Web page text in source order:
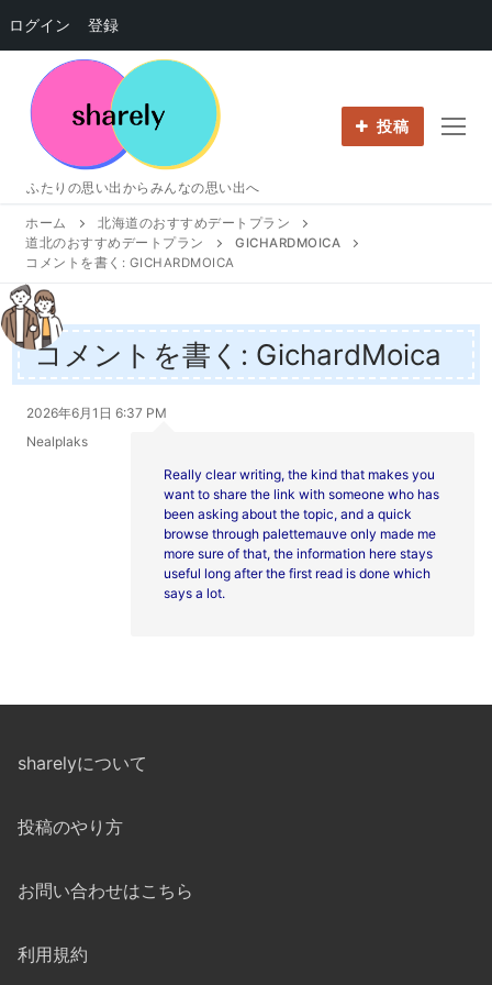
ログイン 登録
ッ
プ
ふたりの思い出からみんなの思い出へ
投稿
ホーム
北海道のおすすめデートプラン
道北のおすすめデートプラン
GICHARDMOICA
コメントを書く: GICHARDMOICA
コメントを書く: GichardMoica
2026年6月1日 6:37 PM
Nealplaks
Really clear writing, the kind that makes you
want to share the link with someone who has
been asking about the topic, and a quick
browse through palettemauve only made me
more sure of that, the information here stays
useful long after the first read is done which
says a lot.
sharelyについて
投稿のやり方
お問い合わせはこちら
利用規約